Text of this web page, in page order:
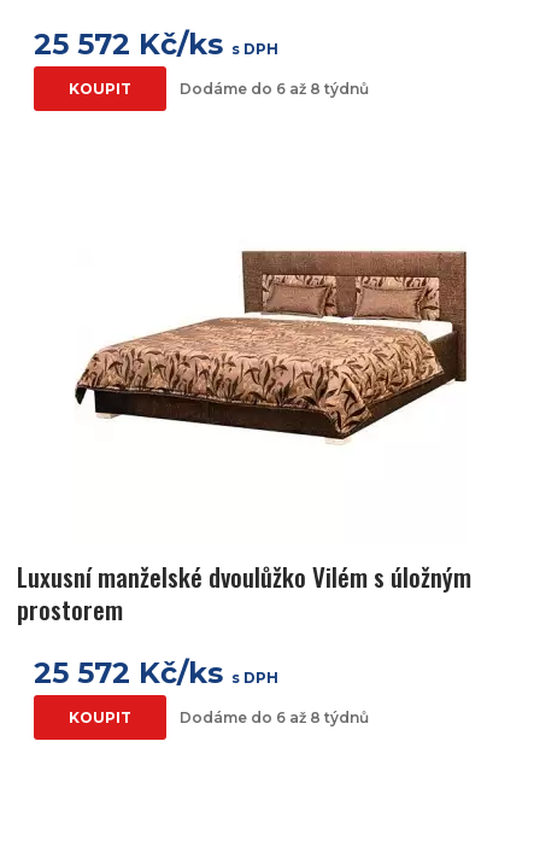
25 572 Kč/ks s DPH
KOUPIT Dodáme do 6 až 8 týdnů
Luxusní manželské dvoulůžko Vilém s úložným
prostorem
25 572 Kč/ks s DPH
KOUPIT Dodáme do 6 až 8 týdnů